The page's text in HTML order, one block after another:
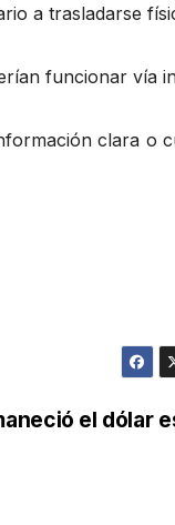
a trasladarse
funcionar vía
clara o
el dólar